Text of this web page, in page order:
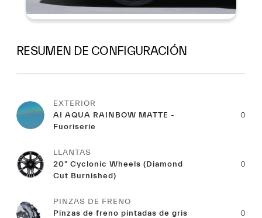
RESUMEN DE CONFIGURACIÓN
EXTERIOR
AI AQUA RAINBOW MATTE -
Fuoriserie
0
LLANTAS
20" Cyclonic Wheels (Diamond
Cut Burnished)
0
PINZAS DE FRENO
Pinzas de freno pintadas de gris
0